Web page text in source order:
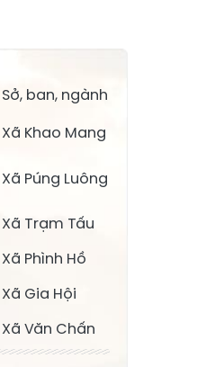
Sở, ban, ngành
Xã Khao Mang
Xã Púng Luông
Xã Trạm Tấu
Xã Phình Hồ
Xã Gia Hội
Xã Văn Chấn